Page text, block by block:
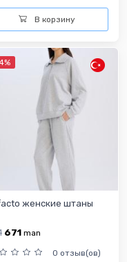
В корзину
женские штаны
671 man
0 отзыв(ов)